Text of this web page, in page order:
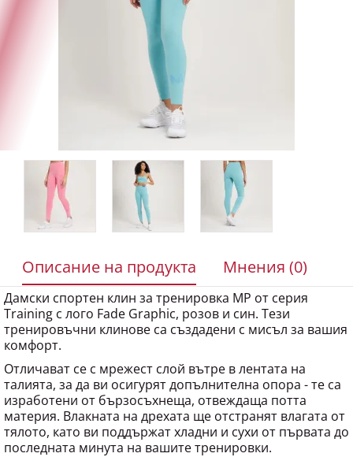
Описание на продукта Мнения (0)
Дамски спортен клин за тренировка MP от серия
Training с лого Fade Graphic, розов и син. Тези
тренировъчни клинове са създадени с мисъл за вашия
комфорт.
Отличават се с мрежест слой вътре в лентата на
талията, за да ви осигурят допълнителна опора - те са
изработени от бързосъхнеща, отвеждаща потта
материя. Влакната на дрехата ще отстранят влагата от
тялото, като ви поддържат хладни и сухи от първата до
последната минута на вашите тренировки.